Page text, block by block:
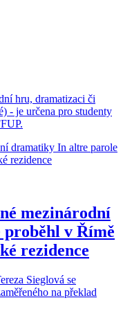
hru, dramatizaci či
- je určena pro studenty
mezinárodní
v Římě
rezidence
Sieglová se
na překlad